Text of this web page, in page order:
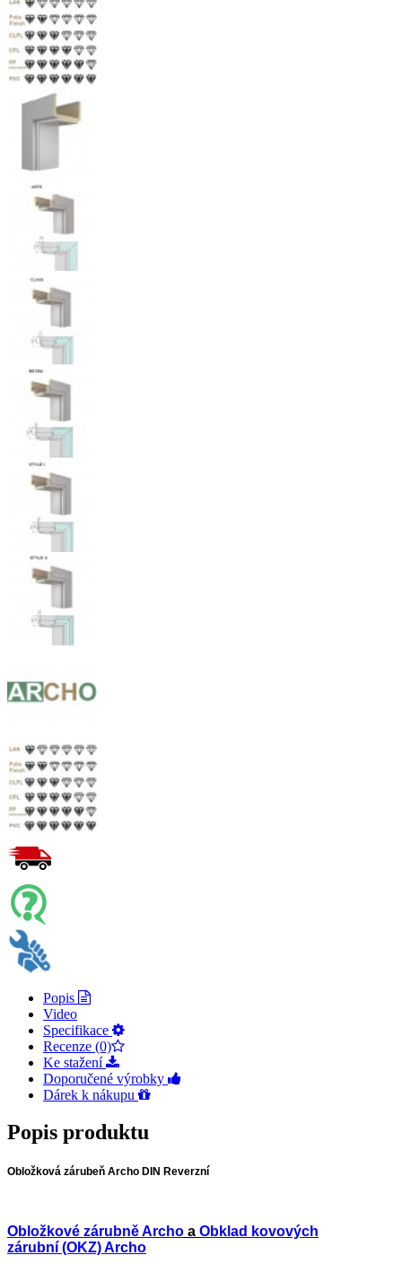
Popis
Video
Specifikace
Recenze (0)
Ke stažení
Doporučené výrobky
Dárek k nákupu
Popis produktu
Obložková zárubeň Archo DIN Reverzní
Obložkové zárubně Archo a Obklad kovových
zárubní (OKZ) Archo